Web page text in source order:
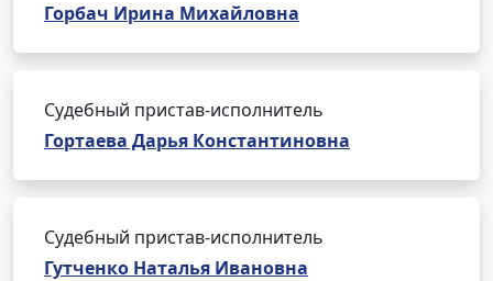
Горбач Ирина Михайловна
Судебный пристав-исполнитель
Гортаева Дарья Константиновна
Судебный пристав-исполнитель
Гутченко Наталья Ивановна